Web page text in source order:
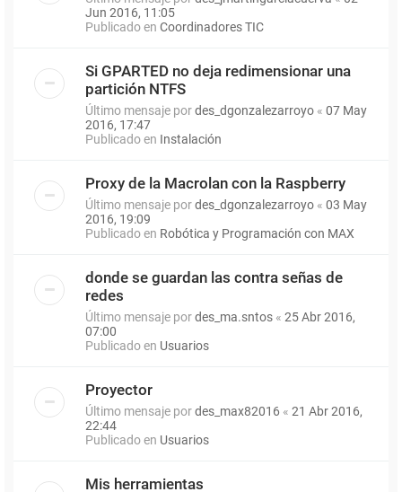
Jun 2016, 11:05
Publicado en Coordinadores TIC
Si GPARTED no deja redimensionar una
partición NTFS
Último mensaje pordes_dgonzalezarroyo « 07 May
2016, 17:47
Publicado en Instalación
Proxy de la Macrolan con la Raspberry
Último mensaje pordes_dgonzalezarroyo « 03 May
2016, 19:09
Publicado en Robótica y Programación con MAX
donde se guardan las contra señas de
redes
Último mensaje pordes_ma.sntos « 25 Abr 2016,
07:00
Publicado en Usuarios
Proyector
Último mensaje pordes_max82016 « 21 Abr 2016,
22:44
Publicado en Usuarios
Mis herramientas